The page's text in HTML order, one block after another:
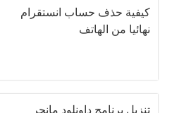
كيفية حذف حساب انستقرام
نهائيا من الهاتف
تنزيل برنامج داونلود مانجر